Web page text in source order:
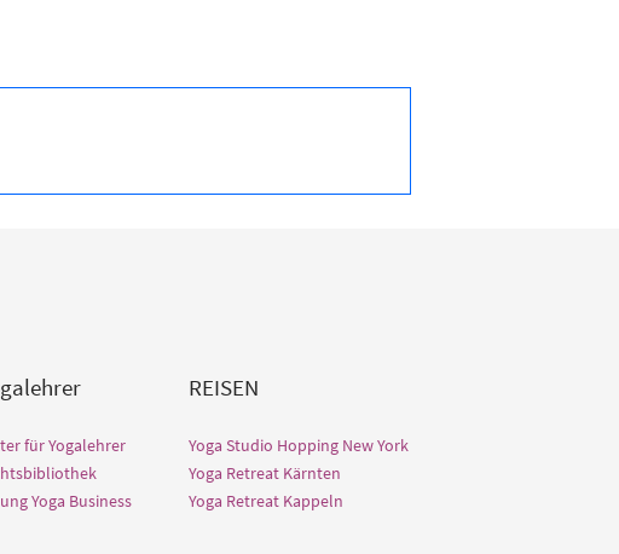
für Yogalehrer
Yoga Business
REISEN
Yoga Studio Hopping New York
Yoga Retreat Kärnten
Yoga Retreat Kappeln